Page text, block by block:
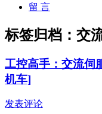
留 言
标签归档： 交
工控高手：交流伺
机车]
发表评论